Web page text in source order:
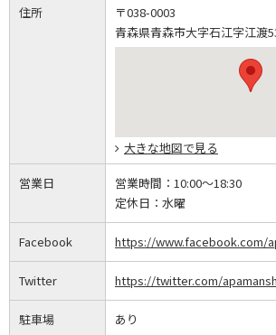
住所
〒038-0003
青森県青森市大字石江字江渡
大きな地図で見る
営業日 営業時間： 10:00～18:30
定休日： 水曜
Facebook https://www.facebook.com/
Twitter https://twitter.com/
駐車場 あり